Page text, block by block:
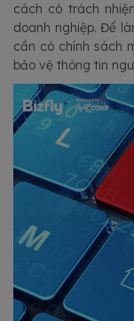
cách có trách
doanh nghiệp. Để
cần có chính sách
bảo vệ thông tin